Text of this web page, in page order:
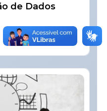
de Dados